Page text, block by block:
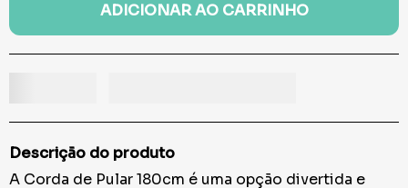
ADICIONAR AO CARRINHO
Descrição do produto
A Corda de Pular 180cm é uma opção divertida e